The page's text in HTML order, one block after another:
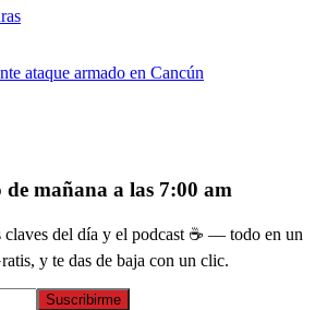
ataque armado en Cancún
de mañana a las 7:00 am
claves del día y el podcast ☕ — todo en un
y te das de baja con un clic.
Suscribirme